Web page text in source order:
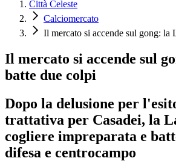
Città Celeste
Calciomercato
Il mercato si accende sul gong: la
Il mercato si accende sul
batte due colpi
Dopo la delusione per
trattativa per Casadei, la
cogliere impreparata e
difesa e centrocampo